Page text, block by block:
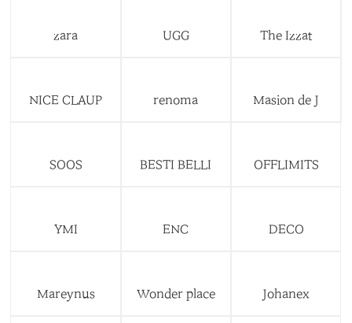
zara UGG The Izzat
NICE CLAUP renoma Masion de J
SOOS BESTI BELLI OFFLIMITS
YMI ENC DECO
Mareynus Wonder place Johanex